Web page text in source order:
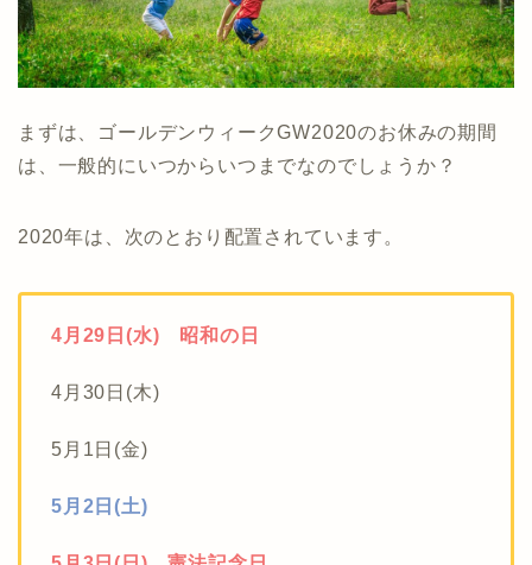
まずは、ゴールデンウィークGW2020のお休みの期間
は、一般的にいつからいつまでなのでしょうか？
2020年は、次のとおり配置されています。
4月29日(水) 昭和の日
4月30日(木)
5月1日(金)
5月2日(土)